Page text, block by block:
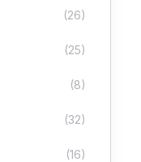
(26)
(25)
(8)
(32)
(16)